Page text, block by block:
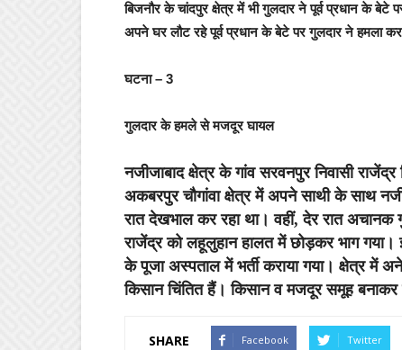
बिजनौर के चांदपुर क्षेत्र में भी गुलदार ने पूर्व प्रधान के बेटे
अपने घर लौट रहे पूर्व प्रधान के बेटे पर गुलदार ने हमला
घटना – 3
गुलदार के हमले से मजदूर घायल
नजीजाबाद क्षेत्र के गांव सरवनपुर निवासी
अकबरपुर चौगांवा क्षेत्र में अपने साथी के साथ
रात देखभाल कर रहा था। वहीं, देर रात अचानक
राजेंद्र को लहूलुहान हालत में छोड़कर भाग
के पूजा अस्पताल में भर्ती कराया गया। क्षेत्र
किसान चिंतित हैं। किसान व मजदूर समूह
SHARE Facebook Twitter